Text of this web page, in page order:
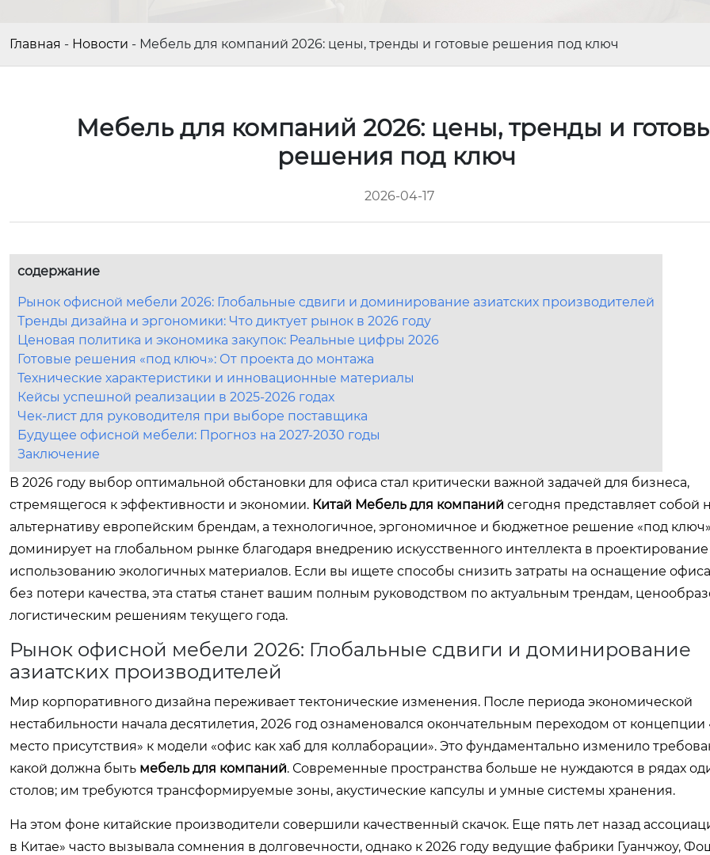
Главная - Новости - Мебель для компаний 2026: цены, тренды и готовые решения под ключ
Мебель для компаний 2026: цены, тренды и
решения под ключ
2026-04-17
содержание
Рынок офисной мебели 2026: Глобальные сдвиги и доминирование азиатских производителей
Тренды дизайна и эргономики: Что диктует рынок в 2026 году
Ценовая политика и экономика закупок: Реальные цифры 2026
Готовые решения «под ключ»: От проекта до монтажа
Технические характеристики и инновационные материалы
Кейсы успешной реализации в 2025-2026 годах
Чек-лист для руководителя при выборе поставщика
Будущее офисной мебели: Прогноз на 2027-2030 годы
Заключение
В 2026 году выбор оптимальной обстановки для офиса стал критически важной задачей для бизнеса,
стремящегося к эффективности и экономии. Китай Мебель для компаний сегодня представляет собой
альтернативу европейским брендам, а технологичное, эргономичное и бюджетное решение «под
доминирует на глобальном рынке благодаря внедрению искусственного интеллекта в
использованию экологичных материалов. Если вы ищете способы снизить затраты на оснащение
без потери качества, эта статья станет вашим полным руководством по актуальным трендам,
логистическим решениям текущего года.
Рынок офисной мебели 2026: Глобальные сдвиги и доминирование
азиатских производителей
Мир корпоративного дизайна переживает тектонические изменения. После периода экономической
нестабильности начала десятилетия, 2026 год ознаменовался окончательным переходом от концепции
место присутствия» к модели «офис как хаб для коллаборации». Это фундаментально изменило
какой должна быть мебель для компаний. Современные пространства больше не нуждаются в рядах
столов; им требуются трансформируемые зоны, акустические капсулы и умные системы хранения.
На этом фоне китайские производители совершили качественный скачок. Еще пять лет назад
в Китае» часто вызывала сомнения в долговечности, однако к 2026 году ведущие фабрики Гуанчжоу,